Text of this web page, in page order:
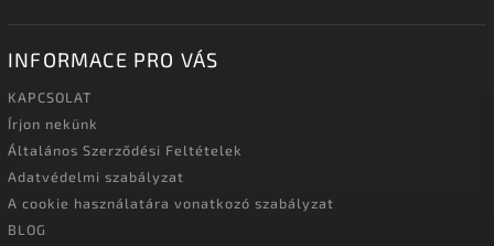
INFORMACE PRO VÁS
KAPCSOLAT
Írjon nekünk
Általános Szerződési Feltételek
Adatvédelmi szabályzat
A cookie használatára vonatkozó szabályzat
BLOG